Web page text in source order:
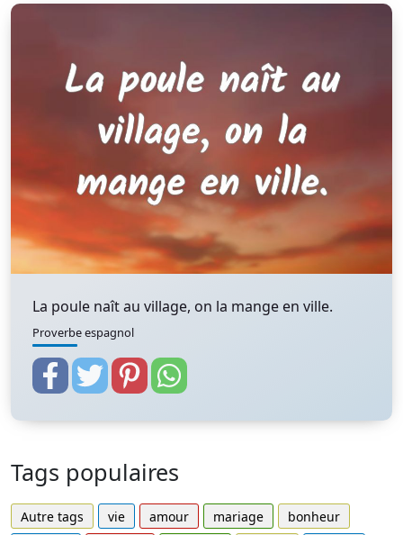
La poule naît au village, on la mange en ville.
Proverbe espagnol
Tags populaires
Autre tags vie amour mariage
bonheur